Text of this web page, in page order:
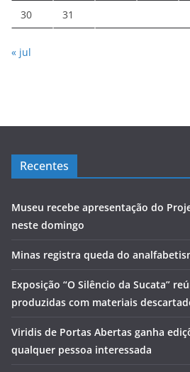
30 31
« jul
Recentes
Museu recebe apresentação do
neste domingo
Minas registra queda do
Exposição “O Silêncio da Sucata”
produzidas com materiais
Viridis de Portas Abertas ganha
qualquer pessoa interessada